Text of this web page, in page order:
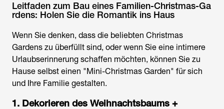
Leitfaden zum Bau eines Familien-Christmas-Ga
rdens: Holen Sie die Romantik ins Haus
Wenn Sie denken, dass die beliebten Christmas
Gardens zu überfüllt sind, oder wenn Sie eine intimere
Urlaubserinnerung schaffen möchten, können Sie zu
Hause selbst einen "Mini-Christmas Garden" für sich
und Ihre Familie gestalten.
1. Dekorieren des Weihnachtsbaums +